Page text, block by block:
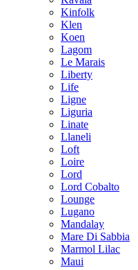
Kinfolk
Klen
Koen
Lagom
Le Marais
Liberty
Life
Ligne
Liguria
Linate
Llaneli
Loft
Loire
Lord
Lord Cobalto
Lounge
Lugano
Mandalay
Mare Di Sabbia
Marmol Lilac
Maui